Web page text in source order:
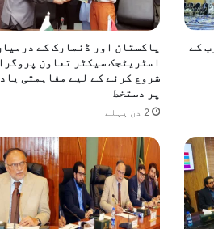
کے
پاکستان اور ڈنمارک کے
اسٹریٹجک سیکٹر تعاون
شروع کرنے کے لیے مفاہمتی
پر دستخط
2 دن پہلے